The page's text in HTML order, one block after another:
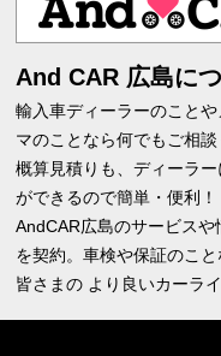
And CAR 広島に
輸入車ディーラーのこと
マのことなら何でもご相談
概算見積りも、ディーラ
ができるので簡単・便利！
AndCAR広島のサービス
を契約。車検や保証のこ
皆さまの より良いカーラ